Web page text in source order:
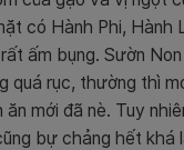
có Hành Phi, Hành
ấm bụng. Sườn
quá rục, thường thì
ăn mới đã nè. Tuy
bự chảng hết khá